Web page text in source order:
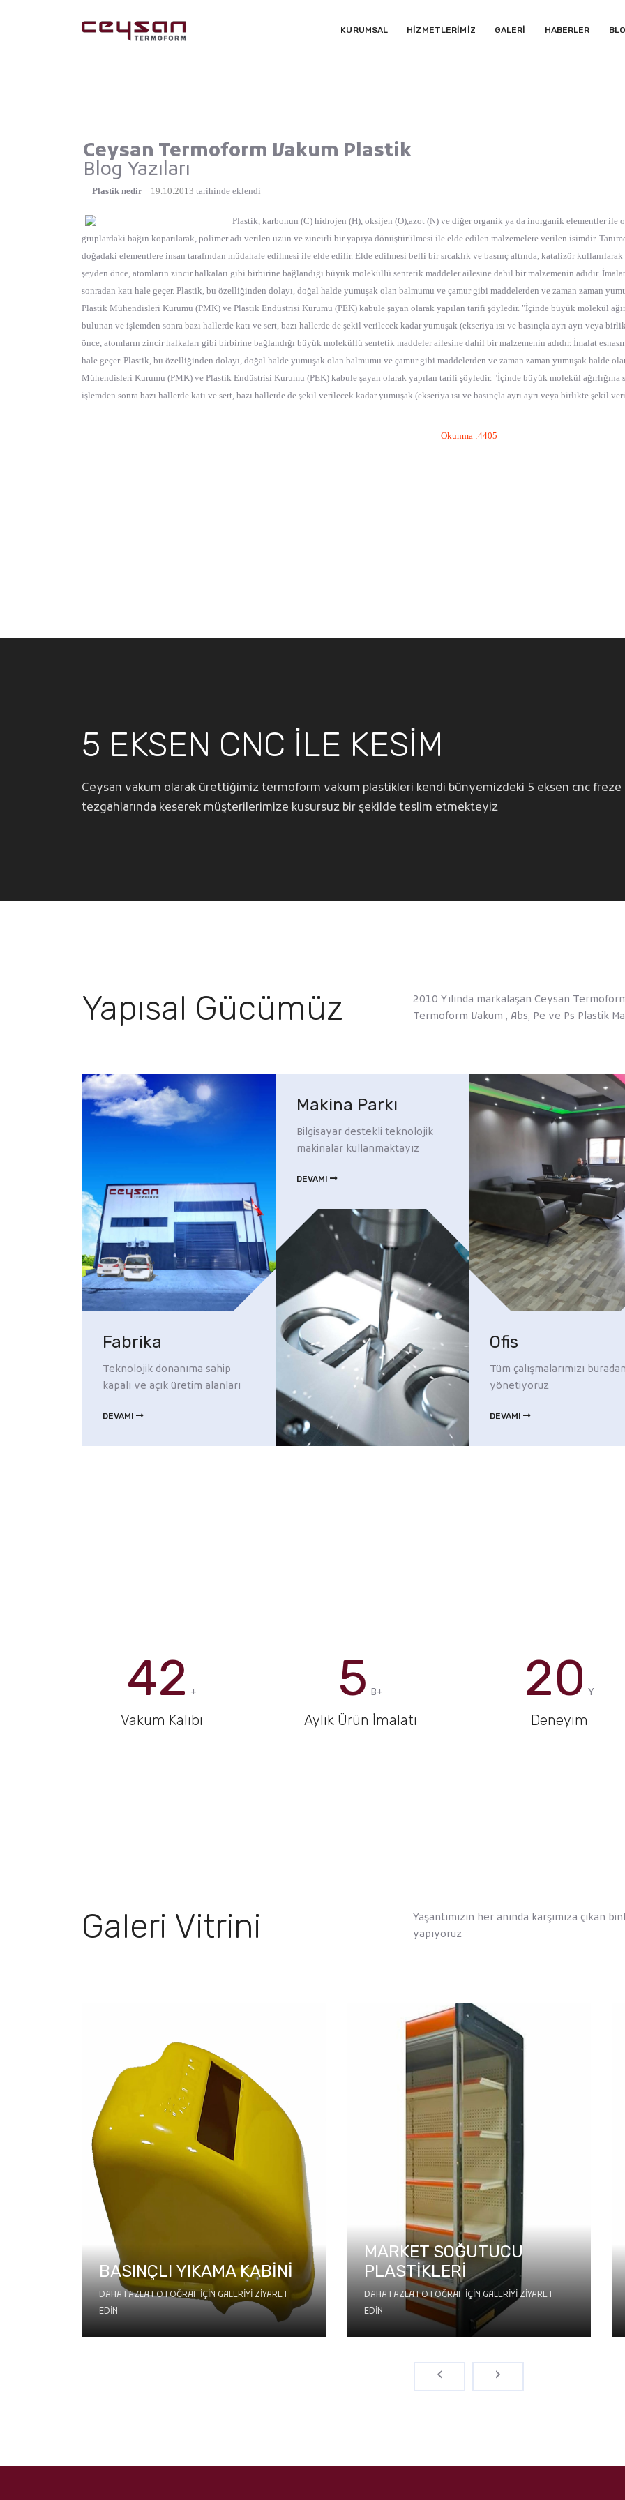
KURUMSAL HİZMETLERİMİZ GALERİ HABERLER
Ceysan Termoform Vakum Plastik
Blog Yazıları
Plastik nedir 19.10.2013 tarihinde eklendi
Plastik, karbonun (C) hidrojen (H), oksijen (O),azot (N) ve diğer organik ya da inorganik elementler ile
gruplardaki bağın koparılarak, polimer adı verilen uzun ve zincirli bir yapıya dönüştürülmesi ile elde edilen malzemelere verilen isimdir.
doğadaki elementlere insan tarafından müdahale edilmesi ile elde edilir. Elde edilmesi belli bir sıcaklık ve basınç altında, katalizör
şeyden önce, atomların zincir halkaları gibi birbirine bağlandığı büyük moleküllü sentetik maddeler ailesine dahil bir malzemenin adıdır.
sonradan katı hale geçer. Plastik, bu özelliğinden dolayı, doğal halde yumuşak olan balmumu ve çamur gibi maddelerden ve zaman zaman
Plastik Mühendisleri Kurumu (PMK) ve Plastik Endüstrisi Kurumu (PEK) kabule şayan olarak yapılan tarifi şöyledir. "İçinde büyük molekül
bulunan ve işlemden sonra bazı hallerde katı ve sert, bazı hallerde de şekil verilecek kadar yumuşak (ekseriya ısı ve basınçla ayrı ayrı veya
önce, atomların zincir halkaları gibi birbirine bağlandığı büyük moleküllü sentetik maddeler ailesine dahil bir malzemenin adıdır. İmalat
hale geçer. Plastik, bu özelliğinden dolayı, doğal halde yumuşak olan balmumu ve çamur gibi maddelerden ve zaman zaman yumuşak halde
Mühendisleri Kurumu (PMK) ve Plastik Endüstrisi Kurumu (PEK) kabule şayan olarak yapılan tarifi şöyledir. "İçinde büyük molekül
işlemden sonra bazı hallerde katı ve sert, bazı hallerde de şekil verilecek kadar yumuşak (ekseriya ısı ve basınçla ayrı ayrı veya birlikte şekil
Okunma :4405
5 EKSEN CNC İLE KESİM
Ceysan vakum olarak ürettiğimiz termoform vakum plastikleri kendi bünyemizdeki 5 eksen cnc freze
tezgahlarında keserek müşterilerimize kusursuz bir şekilde teslim etmekteyiz
Yapısal Gücümüz
2010 Yılında markalaşan Ceysan
Termoform Vakum , Abs, Pe ve Ps Plastik
Fabrika
Teknolojik donanıma sahip
kapalı ve açık üretim alanları
DEVAMI
Makina Parkı
Bilgisayar destekli teknolojik
makinalar kullanmaktayız
DEVAMI
Ofis
Tüm çalışmalarımızı
yönetiyoruz
DEVAMI
42 +
Vakum Kalıbı
5 B+
Aylık Ürün İmalatı
20 Y
Deneyim
Galeri Vitrini
Yaşantımızın her anında karşımıza çıkan
yapıyoruz
BASINÇLI YIKAMA KABİNİ
DAHA FAZLA FOTOĞRAF IÇIN GALERIYI ZIYARET
EDIN
MARKET SOĞUTUCU
PLASTİKLERİ
DAHA FAZLA FOTOĞRAF IÇIN GALERIYI ZIYARET
EDIN
‹ ›